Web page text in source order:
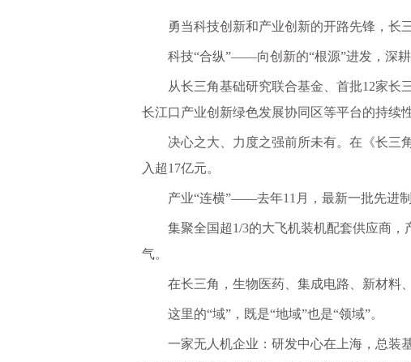
勇当科技创新和产业创新的开路先锋，长
科技“合纵”——向创新的“根源”进发，深耕
从长三角基础研究联合基金、首批12家长
长江口产业创新绿色发展协同区等平台的持续
决心之大、力度之强前所未有。在《长三
入超17亿元。
产业“连横”——去年11月，最新一批先进
集聚全国超1/3的大飞机装机配套供应商
气。
在长三角，生物医药、集成电路、新材料
这里的“域”，既是“地域”也是“领域”。
一家无人机企业：研发中心在上海，总装